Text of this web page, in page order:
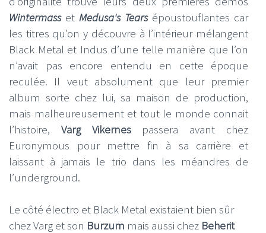
Wintermasset Medusa's Tearsépoustouflantes car
les titres qu’on y découvre à l’intérieur mélangent
Black Metal et Indus d’une telle manière que l’on
n’avait pas encore entendu en cette époque
reculée. Il veut absolument que leur premier
album sorte chez lui, sa maison de production,
mais malheureusement et tout le monde connait
l’histoire, Varg Vikernespassera avant chez
Euronymous pour mettre fin à sa carrière et
laissant à jamais le trio dans les méandres de
l’underground.
Le côté électro et Black Metal existaient bien sûr
chez Varg et son Burzum mais aussi chez Beherit